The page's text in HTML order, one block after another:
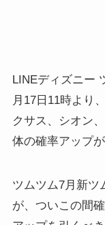
LINEディズニー
月17日11時より
クサス、シオン
体の確率アップが
ツムツム7月新ツ
が、ついこの間